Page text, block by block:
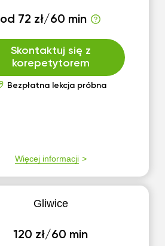
od 72 zł/60 min
Skontaktuj się z
korepetytorem
Bezpłatna lekcja próbna
Więcej informacji
Gliwice
120 zł/60 min